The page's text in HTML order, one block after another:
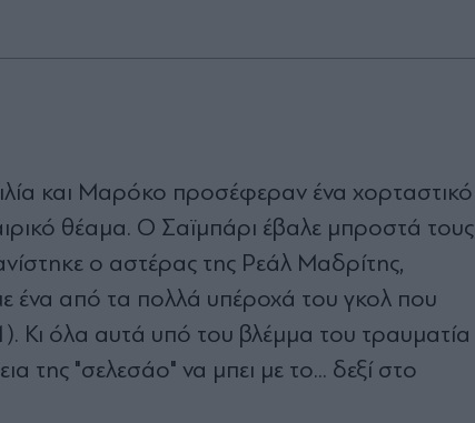
και Μαρόκο προσέφεραν ένα χορταστικό
θέαμα. Ο Σαϊμπάρι έβαλε μπροστά τους
ο αστέρας της Ρεάλ Μαδρίτης,
ένα από τα πολλά υπέροχά του γκολ που
Κι όλα αυτά υπό του βλέμμα του τραυματία
της "σελεσάο" να μπει με το... δεξί στο